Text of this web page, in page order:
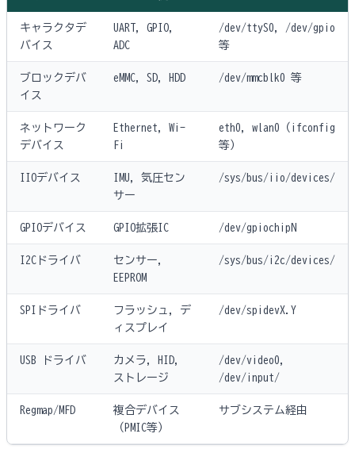
キャラクタデ
バイス
UART, GPIO,
ADC
/dev/ttyS0, /dev/gpio
等
ブロックデバ
イス
eMMC, SD, HDD /dev/mmcblk0 等
ネットワーク
デバイス
Ethernet, Wi-
Fi
eth0, wlan0（ifconfig
等）
IIOデバイス
IMU, 気圧セン
サー
/sys/bus/iio/devices/
GPIOデバイス GPIO拡張IC /dev/gpiochipN
I2Cドライバ
センサー,
EEPROM
/sys/bus/i2c/devices/
SPIドライバ
フラッシュ, デ
ィスプレイ
/dev/spidevX.Y
USB ドライバ
カメラ, HID,
ストレージ
/dev/video0,
/dev/input/
Regmap/MFD
複合デバイス
（PMIC等）
サブシステム経由